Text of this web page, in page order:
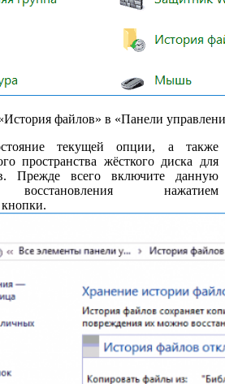
файлов» в «Панели
текущей опции, а также
пространства жёсткого диска для
Прежде всего включите данную
восстановления нажатием